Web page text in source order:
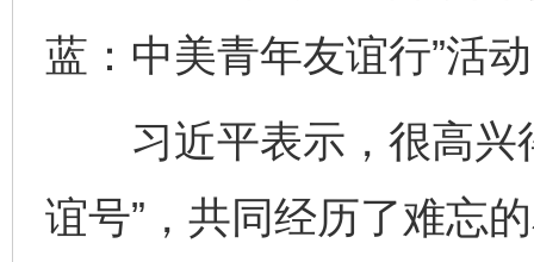
蓝：中美青年友谊行”活
习近平表示，很高兴
谊号”，共同经历了难忘